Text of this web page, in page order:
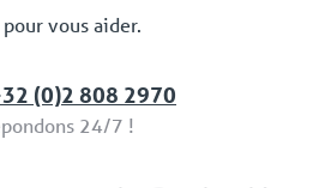
une solution fiable. Cet
services et de solutions
vous aider.
(0)2 808 2970
24/7 !